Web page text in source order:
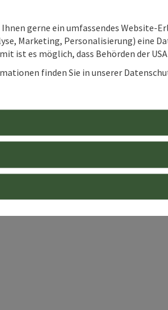
gerne ein umfassendes Website-
Marketing, Personalisierung) eine
ist es möglich, dass Behörden der
finden Sie in unserer